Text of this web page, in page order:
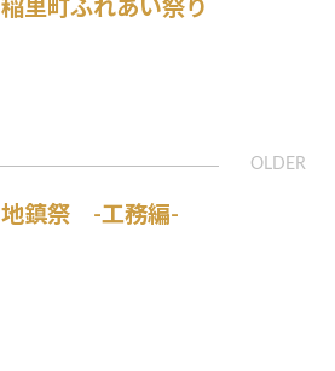
稲里町ふれあい祭り
地鎮祭 -工務編-